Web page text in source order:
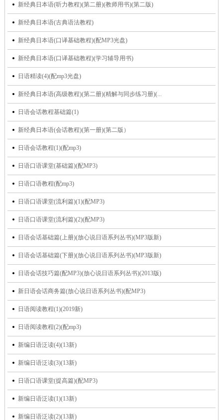
新经典日本语(听力教程)(第二册)(教师用书)(第二版)
新经典日本语(古典语法教程)
新经典日本语(口译基础教程)(配MP3光盘)
新经典日本语(口译基础教程)(学习辅导用书)
日语精读(4)(配mp3光盘)
新经典日本语(高级教程)(第二册)(精解与同步练习册)(...
日语会话教程基础篇(1)
新经典日本语(会话教程)(第一册)(第二版）
日语会话教程(1)(配mp3)
日语口语课堂(基础篇)(配MP3)
日语口语教程(配mp3)
日语口语课堂(流利篇)(1)(配MP3)
日语口语课堂(流利篇)(2)(配MP3)
日语会话基础篇(上册)(放心说日语系列丛书)(MP3版新)
日语会话基础篇(下册)(放心说日语系列丛书)(MP3版新)
日语会话技巧篇(配MP3)(放心说日语系列丛书)(2013版)
新日语会话商务篇(放心说日语系列丛书)(配MP3)
日语阅读教程(1)(2019新)
日语阅读教程(2)(配mp3)
新编日语泛读(4)(13新)
新编日语泛读(3)(13新)
日语口语课堂(提高篇)(配MP3)
新编日语泛读(1)(13新)
新编日语泛读(2)(13新)